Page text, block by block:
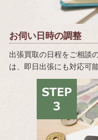
お伺い日時の調整
出張買取の日程をご相談
は、即日出張にも対応可能